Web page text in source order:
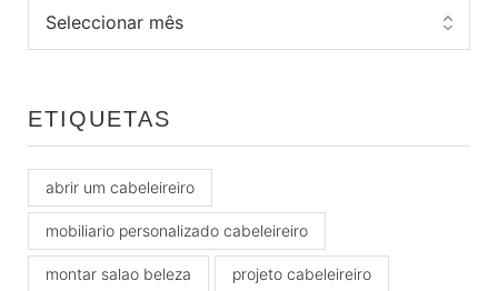
ETIQUETAS
abrir um cabeleireiro
mobiliario personalizado cabeleireiro
montar salao beleza projeto cabeleireiro